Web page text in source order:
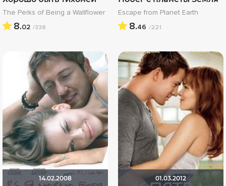
The Perks of Being a Wallflower
8.02 /338
Escape from Planet Earth
8.46 /221
14.02.2008 01.03.2012